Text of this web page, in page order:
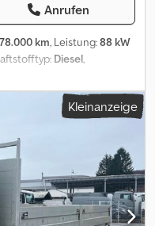
Anrufen
78.000 km, Leistung:88 kW
Diesel
3, Baujahr:2020,
(ESP),
mit 2x Schiebetüre EZ:
120PS
Besondere Merkmale:
Scheinwerfer -
LED
Kleinanzeige